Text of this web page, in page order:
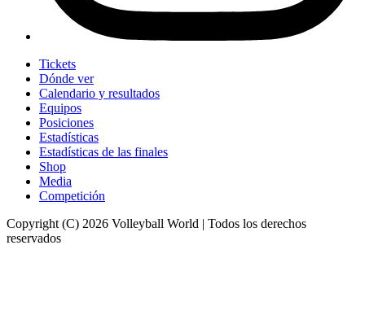
Tickets
Dónde ver
Calendario y resultados
Equipos
Posiciones
Estadísticas
Estadísticas de las finales
Shop
Media
Competición
Copyright (C) 2026 Volleyball World | Todos los derechos
reservados